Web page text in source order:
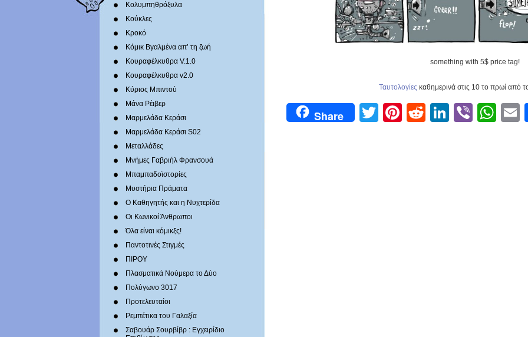
Κολυμπηθρόξυλα
Κούκλες
Κροκό
Κόμικ Βγαλμένα απ’ τη ζωή
Κουραφέλκυθρα V.1.0
Κουραφέλκυθρα v2.0
Κύριος Μπιντού
Μάνα Ρέιβερ
Μαρμελάδα Κεράσι
Μαρμελάδα Κεράσι S02
Μεταλλάδες
Mνήμες Γαβριήλ Φρανσουά
Μπαμπαδοϊστορίες
Μυστήρια Πράματα
Ο Καθηγητής και η Νυχτερίδα
Οι Κωνικοί Άνθρωποι
Όλα είναι κόμικξς!
Παντοτινές Στιγμές
ΠΙΡΟΥ
Πλασματικά Νούμερα το Δύο
Πολύγωνο 3017
Προτελευταίοι
Ρεμπέτικα του Γαλαξία
Σαβουάρ Σουρβίβρ : Εγχειρίδιο
something with 5$ price tag!
Ταυτολογίες καθημερινά στις 10 το πρωί από
Share Twitter
Pinterest
RedditLinkedIn
Viber